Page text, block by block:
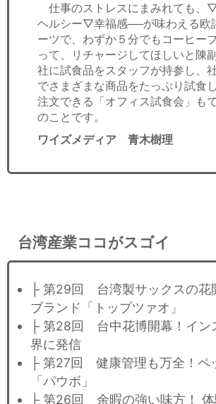
仕事のストレスにまみれても
ヘルシー▽幸福感──が味わえる欧
ーツで、わずか５分でもコーヒー
って、リチャージしてほしいと陳
社に試食品をスタッフが持参し、
でさまざまな商品をたっぷり試食
注文できる「オフィス試食会」も
のことです。
ワイズメディア 青木樹理
台湾産業ココがスゴイ
├ 第29回 台湾製サックスの花
ブランド「トップツァオ」
├ 第28回 台中花博開幕！イン
界に発信
├ 第27回 健康管理も万全！ペ
「パウボ」
├ 第26回 余暇の強い味方！ 体